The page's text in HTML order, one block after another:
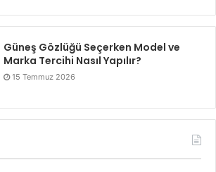
Güneş Gözlüğü Seçerken Model ve
Marka Tercihi Nasıl Yapılır?
15 Temmuz 2026